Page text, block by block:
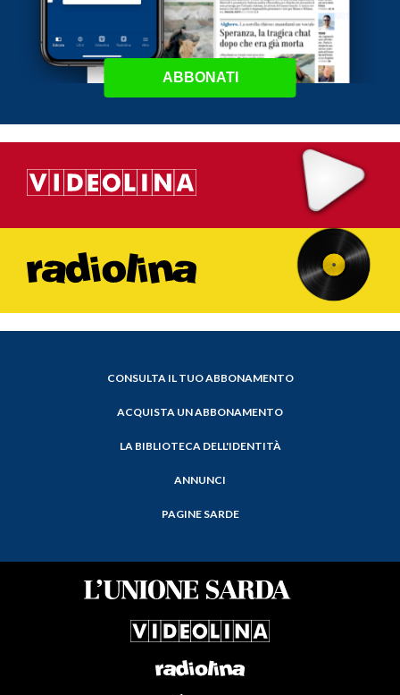
ABBONATI
CONSULTA IL TUO ABBONAMENTO
ACQUISTA UN ABBONAMENTO
LA BIBLIOTECA DELL'IDENTITÀ
ANNUNCI
PAGINE SARDE